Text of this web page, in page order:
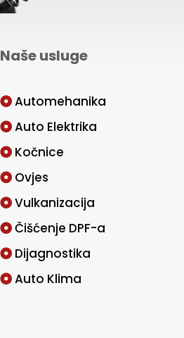
Naše usluge
Automehanika
Auto Elektrika
Kočnice
Ovjes
Vulkanizacija
Čišćenje DPF-a
Dijagnostika
Auto Klima